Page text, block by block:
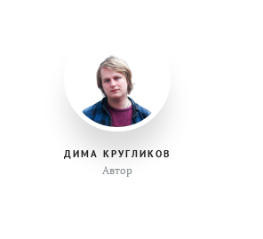
ДИМА КРУГЛИКОВ
Автор